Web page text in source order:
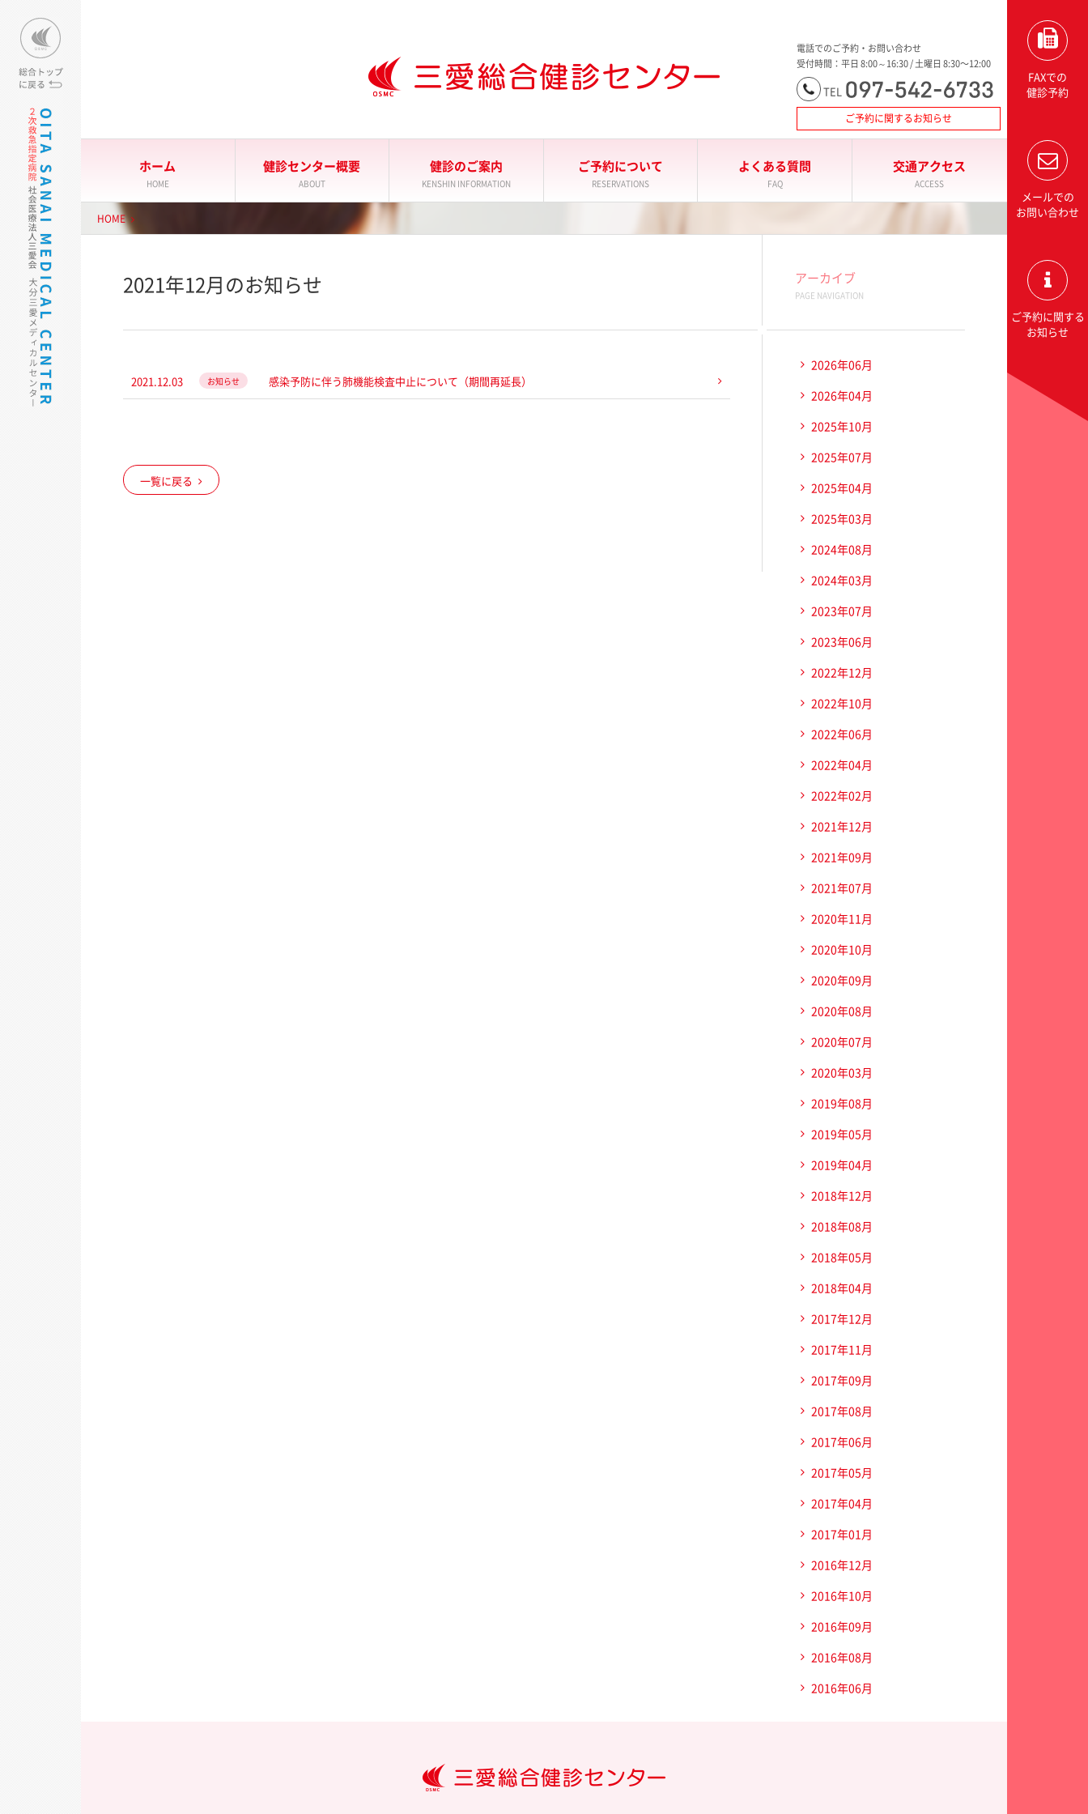
FAXでの
健診予約
メールでの
お問い合わせ
ご予約に関する
お知らせ
大分三愛メディカルセンター三愛総合健診センター
ホーム
HOME
健診センター概要
ABOUT
健診のご案内
KENSHIN INFORMATION
ご予約について
RESERVATIONS
よくある質問
FAQ
交通アクセス
ACCESS
HOME
電話でのご予約・お問い合わせ
受付時間：平日 8:00～16:30 / 土曜日 8:30〜12:00
TEL 097-542-6733
ご予約に関するお知らせ
2021年12月のお知らせ
2021.12.03 お知らせ 感染予防に伴う肺機能検査中止について（期間再延長）
一覧に戻る
アーカイブ
PAGE NAVIGATION
2026年06月
2026年04月
2025年10月
2025年07月
2025年04月
2025年03月
2024年08月
2024年03月
2023年07月
2023年06月
2022年12月
2022年10月
2022年06月
2022年04月
2022年02月
2021年12月
2021年09月
2021年07月
2020年11月
2020年10月
2020年09月
2020年08月
2020年07月
2020年03月
2019年08月
2019年05月
2019年04月
2018年12月
2018年08月
2018年05月
2018年04月
2017年12月
2017年11月
2017年09月
2017年08月
2017年06月
2017年05月
2017年04月
2017年01月
2016年12月
2016年10月
2016年09月
2016年08月
2016年06月